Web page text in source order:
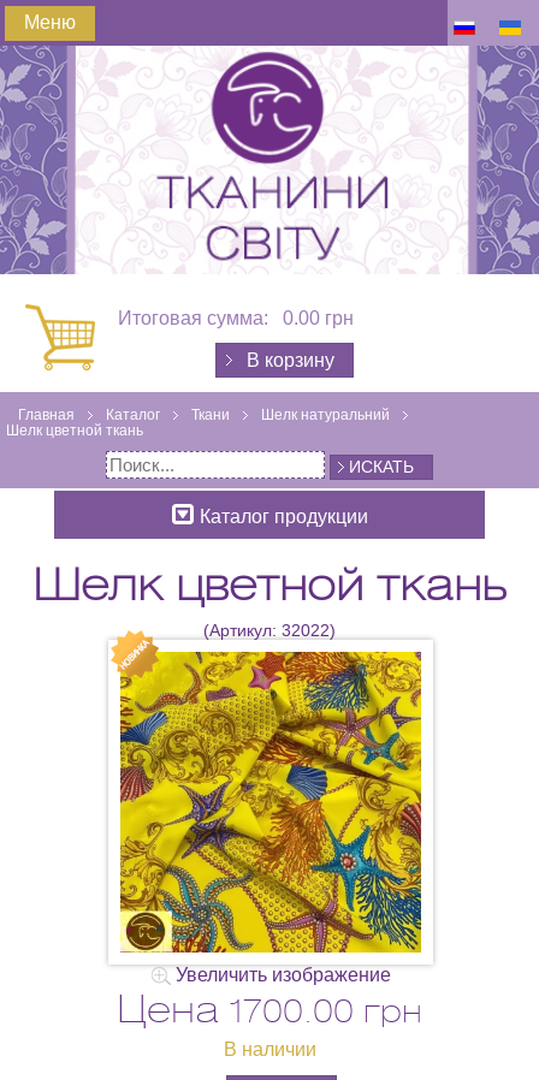
Меню
Итоговая сумма: 0.00 грн
В корзину
Главная Каталог Ткани
Шелк натуральний
Шелк цветной ткань
ИСКАТЬ
Каталог продукции
Шелк цветной ткань
(Артикул: 32022)
Увеличить изображение
Цена 1700.00 грн
В наличии